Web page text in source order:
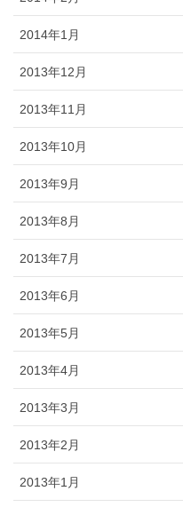
2014年1月
2013年12月
2013年11月
2013年10月
2013年9月
2013年8月
2013年7月
2013年6月
2013年5月
2013年4月
2013年3月
2013年2月
2013年1月